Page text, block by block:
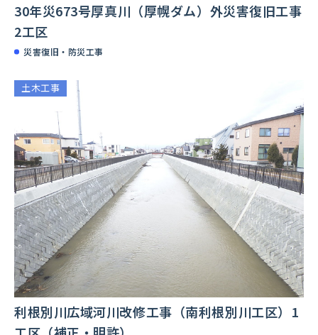
30年災673号厚真川（厚幌ダム）外災害復旧工事
2工区
災害復旧・防災工事
土木工事
利根別川広域河川改修工事（南利根別川工区）1